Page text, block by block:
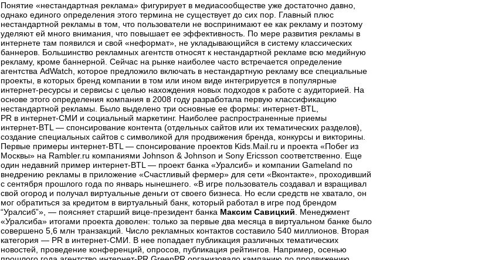
Понятие «нестандартная реклама» фигурирует в медиасообществе уже достаточно давно,
однако единого определения этого термина не существует до сих пор. Главный плюс
нестандартной рекламы в том, что пользователи не воспринимают ее как рекламу и поэтому
уделяют ей много внимания, что повышает ее эффективность. По мере развития рекламы в
интернете там появился и свой «неформат», не укладывающийся в систему классических
баннеров. Большинство рекламных агентств относят к нестандартной рекламе всю медийную
рекламу, кроме баннерной. Сейчас на рынке наиболее часто встречается определение
агентства AdWatch, которое предложило включать в нестандартную рекламу все специальные
проекты, в которых бренд компании в том или ином виде интегрируется в популярные
интернет-ресурсы и сервисы с целью нахождения новых подходов к работе с аудиторией. На
основе этого определения компания в 2008 году разработала первую классификацию
нестандартной рекламы. Было выделено три основные ее формы: интернет-BTL
PR в интернет-СМИ и социальный маркетинг. Наиболее распространенные приемы
интернет-BTL — спонсирование контента (отдельных сайтов или их тематических разделов),
создание специальных сайтов с символикой для продвижения бренда, конкурсы и викторины.
Первые примеры интернет-BTL — спонсирование проектов Kids.Mail.ru и проекта «Побег из
Москвы» на Rambler.ru компаниями Johnson & Johnson и Sony Ericsson соответственно. Еще
один недавний пример интернет-BTL — проект банка «Уралсиб» и компании Gameland по
внедрению рекламы в приложение «Счастливый фермер» для сети «Вконтакте», проходивший
с сентября прошлого года по январь нынешнего. «В игре пользователь создавал и взращивал
свой огород и получал виртуальные деньги от своего бизнеса. Но если средств не хватало, он
мог обратиться за кредитом в виртуальный банк, который работал в игре под брендом
“Уралсиб”», — поясняет старший вице-президентбанка Максим Савицкий . Менеджмент
«Уралсиба» итогами проекта доволен: только за первые два месяца в виртуальном банке было
совершено 5,6 млн транзакций. Число рекламных контактов составило 540 миллионов. Вторая
категория — PR в интернет-СМИ.
В нее попадает публикация различных тематических
новостей, проведение конференций, опросов, публикация рейтингов. Например, осенью